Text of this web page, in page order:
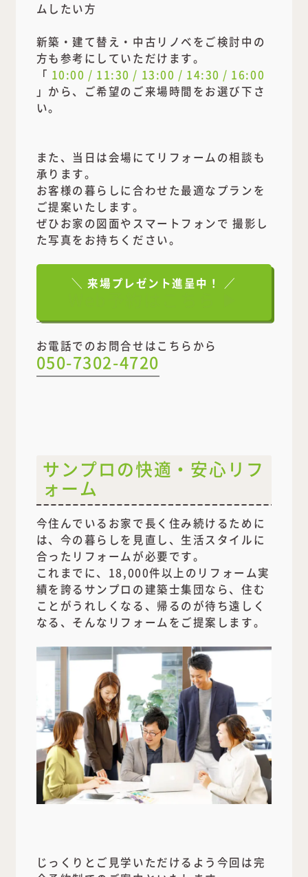
ムしたい方
新築・建て替え・中古リノベをご検討中の
方も参考にしていただけます。
「 10:00 / 11:30 / 13:00 / 14:30 / 16:00
」から、ご希望のご来場時間をお選び下さ
い。
また、当日は会場にてリフォームの相談も
承ります。
お客様の暮らしに合わせた最適なプランを
ご提案いたします。
ぜひお家の図面やスマートフォンで 撮影し
た写真をお持ちください。
＼ 来場プレゼント進呈中！ ／
お電話でのお問合せはこちらから
050-7302-4720
サンプロの快適・安心リフ
ォーム
今住んでいるお家で長く住み続けるために
は、今の暮らしを見直し、生活スタイルに
合ったリフォームが必要です。
これまでに、18,000件以上のリフォーム実
績を誇るサンプロの建築士集団なら、住む
ことがうれしくなる、帰るのが待ち遠しく
なる、そんなリフォームをご提案します。
じっくりとご見学いただけるよう今回は完